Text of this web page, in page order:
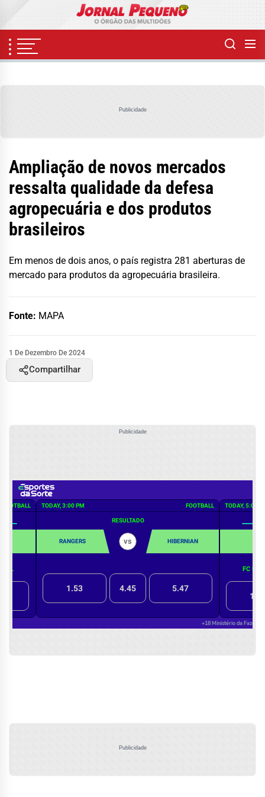
content
Publicidade
Ampliação de novos mercados
ressalta qualidade da defesa
agropecuária e dos produtos
brasileiros
Em menos de dois anos, o país registra 281 aberturas de
mercado para produtos da agropecuária brasileira.
Fonte: MAPA
1 De Dezembro De 2024
Compartilhar
Publicidade
Publicidade